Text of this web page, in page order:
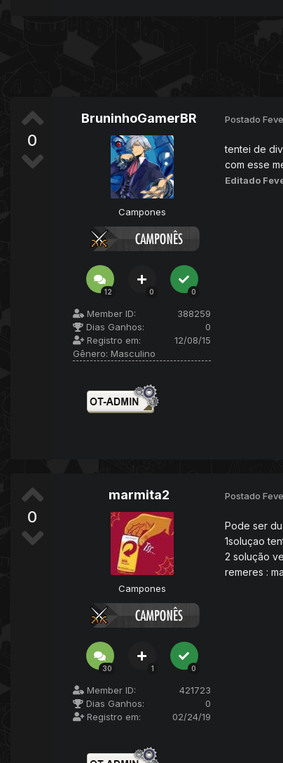
0
BruninhoGamerBR
Campones
12 0 0
Member ID:
388259
Dias Ganhos:
0
Registro em:
12/08/15
Gênero: Masculino
Postado
tentei de
com esse
Editado
0
marmita2
Campones
30 1 0
Member ID:
421723
Dias Ganhos:
0
Registro em:
02/24/19
Postado
Pode ser
1soluçao
2 solução
remeres :